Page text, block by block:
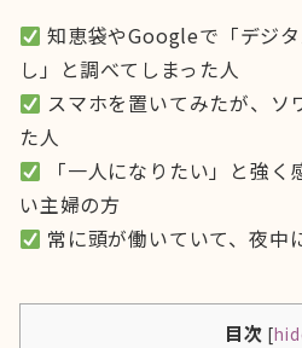
知恵袋やGoogleで「デジ
し」と調べてしまった人
スマホを置いてみたが、ソ
た人
「一人になりたい」と強
い主婦の方
常に頭が働いていて、夜中
目次 [